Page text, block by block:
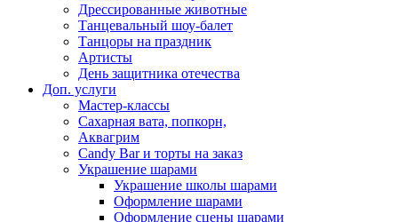
Дрессированные животные
Танцевальный шоу-балет
Танцоры на праздник
Артисты
День защитника отечества
Доп. услуги
Мастер-классы
Сахарная вата, попкорн,
Аквагрим
Candy Bar и торты на заказ
Украшение шарами
Украшение школы шарами
Оформление шарами
Оформление сцены шарами